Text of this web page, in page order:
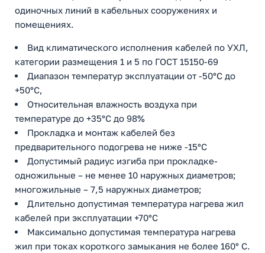
одиночных линий в кабельных сооружениях и
помещениях.
Вид климатического исполнения кабелей по УХЛ,
категории размещения 1 и 5 по ГОСТ 15150-69
Диапазон температур эксплуатации от -50°С до
+50°С,
Относительная влажность воздуха при
температуре до +35°С до 98%
Прокладка и монтаж кабелей без
предварительного подогрева не ниже -15°С
Допустимый радиус изгиба при прокладке-
одножильные – не менее 10 наружных диаметров;
многожильные – 7,5 наружных диаметров;
Длительно допустимая температура нагрева жил
кабелей при эксплуатации +70°С
Максимально допустимая температура нагрева
жил при токах короткого замыкания не более 160° С.